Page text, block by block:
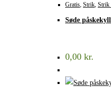
Gratis, Strik, Strik
Søde
0,00 kr.